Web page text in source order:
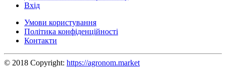
Вхід
Умови користування
Політика конфіденційності
Контакти
© 2018 Copyright: https://agronom.market